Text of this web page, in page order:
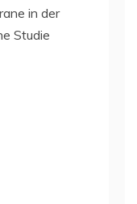
in der
Studie